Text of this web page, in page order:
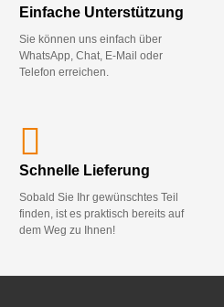
Einfache Unterstützung
Sie können uns einfach über
WhatsApp, Chat, E-Mail oder
Telefon erreichen.
Schnelle Lieferung
Sobald Sie Ihr gewünschtes Teil
finden, ist es praktisch bereits auf
dem Weg zu Ihnen!